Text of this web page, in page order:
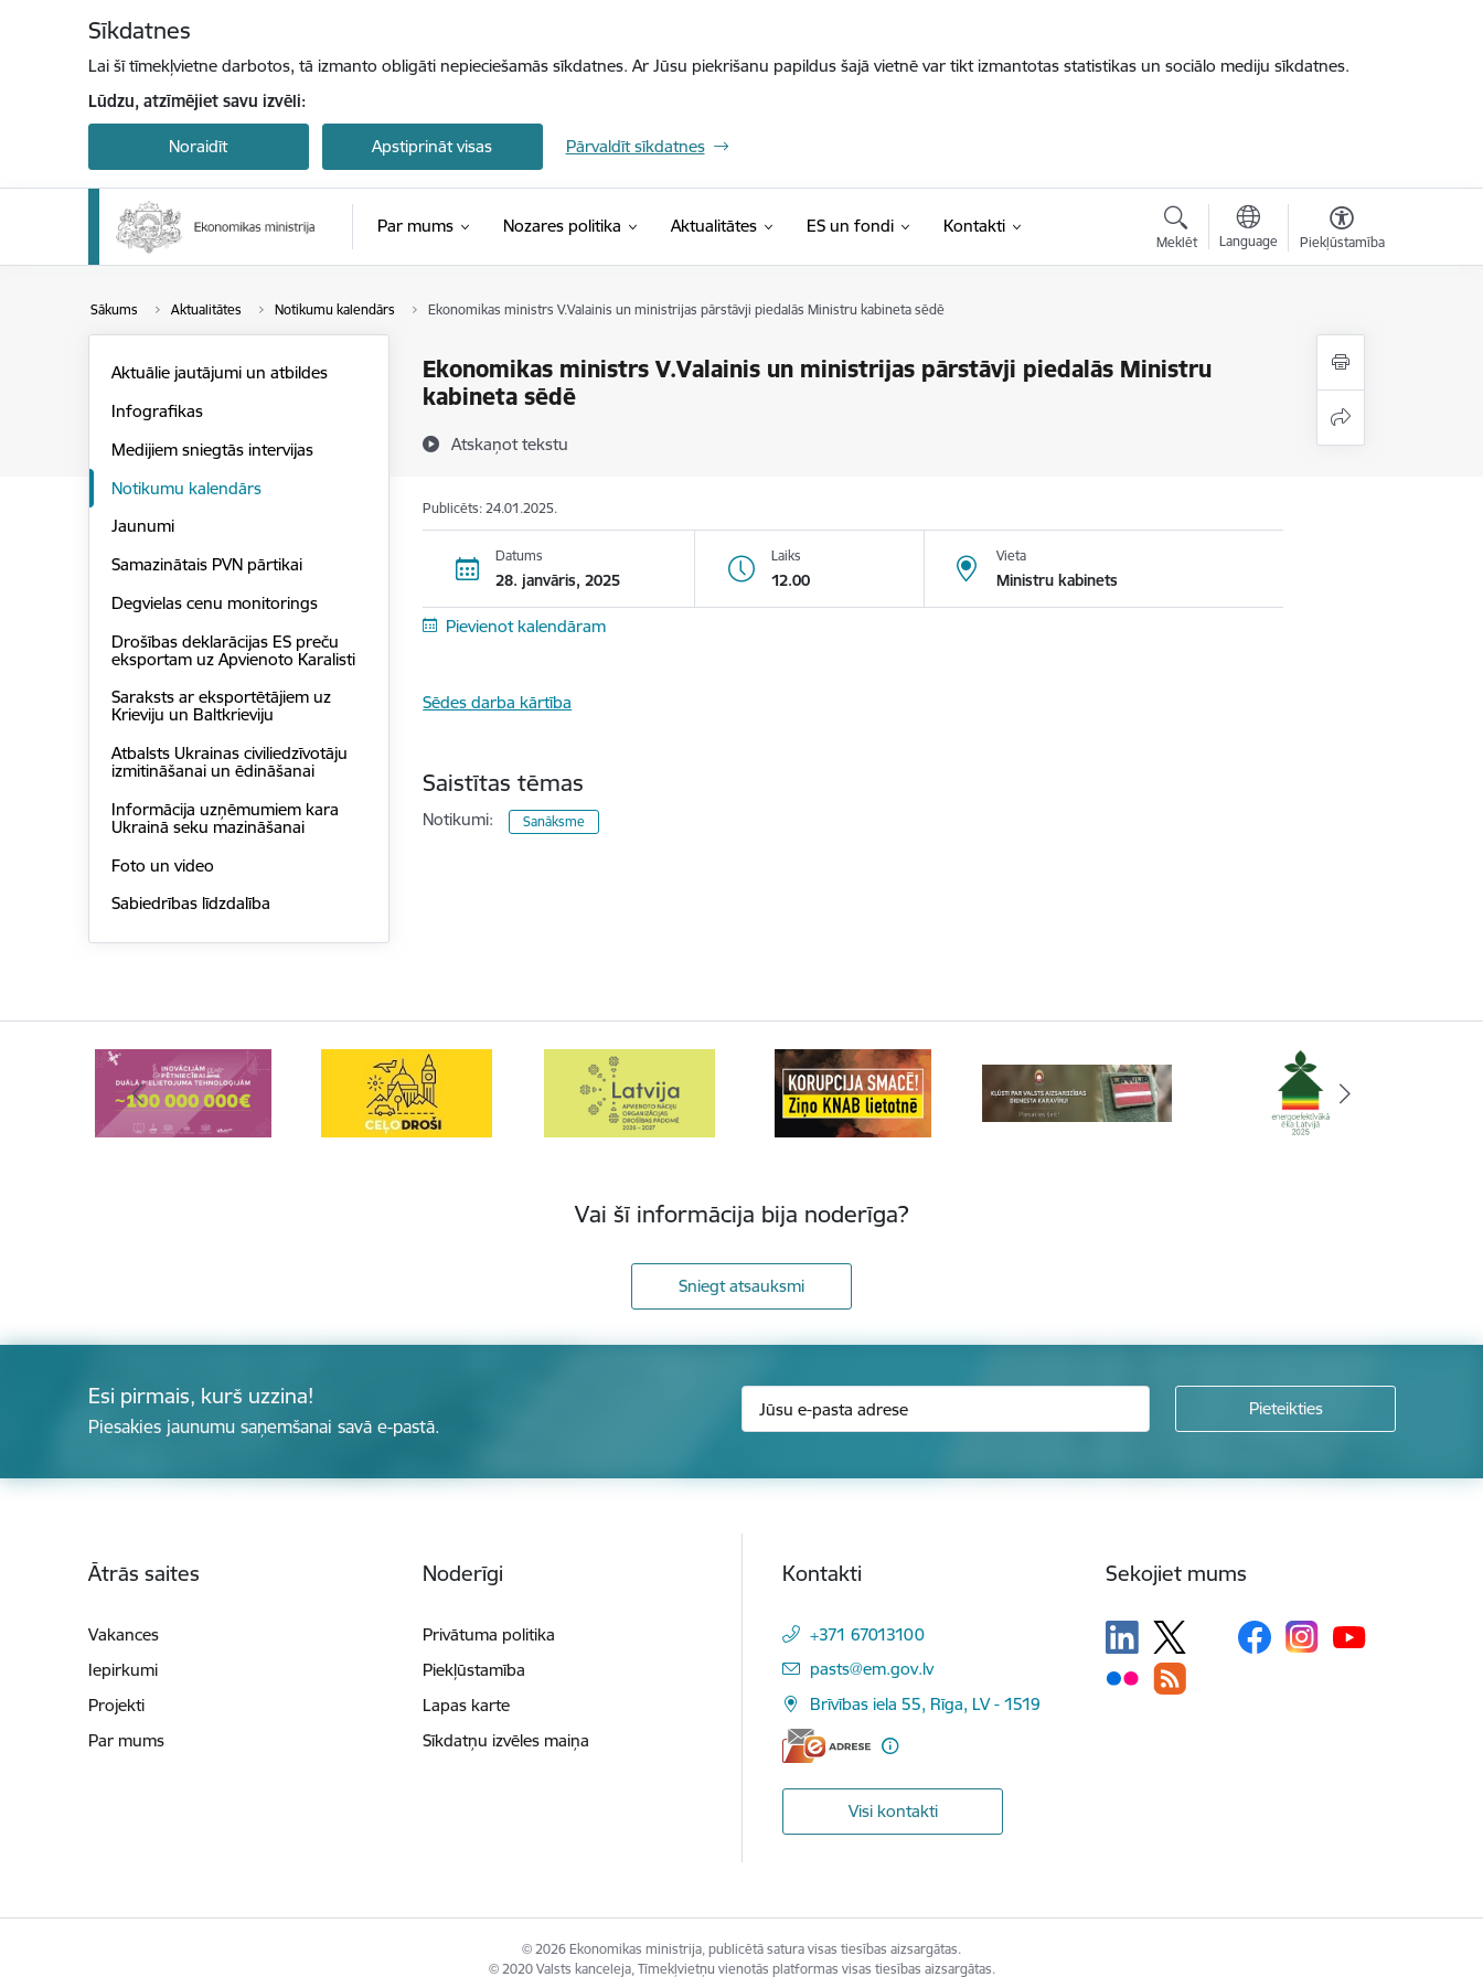
Sīkdatnes
Lai šī tīmekļvietne darbotos, tā izmanto obligāti nepieciešamās sīkdatnes. Ar Jūsu piekrišanu papildus šajā vietnē var tikt izmantotas statistikas un sociālo mediju sīkdatnes.
Lūdzu, atzīmējiet savu izvēli:
Noraidīt Apstiprināt visas Pārvaldīt sīkdatnes
Par mums Nozares politika Aktualitātes ES un fondi Kontakti
Meklēt Language Piekļūstamība
Sākums Aktualitātes Notikumu kalendārs Ekonomikas ministrs V.Valainis un ministrijas pārstāvji piedalās Ministru kabineta sēdē
Ekonomikas ministrs V.Valainis un ministrijas pārstāvji piedalās Ministru
kabineta sēdē
Atskaņot tekstu
Aktuālie jautājumi un atbildes
Infografikas
Medijiem sniegtās intervijas
Notikumu kalendārs
Jaunumi
Samazinātais PVN pārtikai
Degvielas cenu monitorings
Drošības deklarācijas ES preču
eksportam uz Apvienoto Karalisti
Saraksts ar eksportētājiem uz
Krieviju un Baltkrieviju
Atbalsts Ukrainas civiliedzīvotāju
izmitināšanai un ēdināšanai
Informācija uzņēmumiem kara
Ukrainā seku mazināšanai
Foto un video
Sabiedrības līdzdalība
Publicēts: 24.01.2025.
Datums
28. janvāris, 2025
Laiks
12.00
Vieta
Ministru kabinets
Pievienot kalendāram
Sēdes darba kārtība
Saistītas tēmas
Notikumi: Sanāksme
Vai šī informācija bija noderīga?
Sniegt atsauksmi
Esi pirmais, kurš uzzina!
Piesakies jaunumu saņemšanai savā e-pastā.
Ātrās saites
Vakances
Iepirkumi
Projekti
Par mums
Noderīgi
Privātuma politika
Piekļūstamība
Lapas karte
Sīkdatņu izvēles maiņa
Kontakti
+371 67013100
E-pasts:
pasts@em.gov.lv
Brīvības iela 55, Rīga, LV - 1519
Visi kontakti
Sekojiet mums
© 2026 Ekonomikas ministrija, publicētā satura visas tiesības aizsargātas.
© 2020 Valsts kanceleja, Tīmekļvietņu vienotās platformas visas tiesības aizsargātas.